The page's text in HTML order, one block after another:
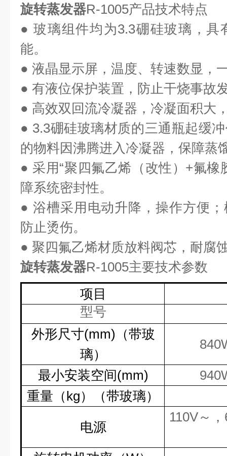
旋转蒸发器R-1005产品技术特点
● 玻璃组件均为3.3硼硅玻璃，具
能。
● 液晶显示屏，温度、转速数显，
● 有液位保护装置，防止干烧事故
● 高效双回流冷凝器，冷凝面积大
● 3.3硼硅玻璃材质的三通瓶起缓
的物料因沸腾进入冷凝器，保障蒸
● 采用“聚四氟乙烯（改性） +氟橡
障系统密封性。
● 浴槽采用电动升降，操作方便
防止烫伤。
● 聚四氟乙烯材质放料阀芯，耐腐
旋转蒸发器R-1005主要技术参数
项目
型号
外形尺寸(mm) （带玻
璃）
最小安装空间(mm)
重量（kg）（带玻璃）
电源
110V～，